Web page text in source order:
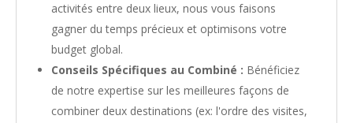
activités entre deux lieux, nous vous faisons
gagner du temps précieux et optimisons votre
budget global.
Conseils Spécifiques au Combiné : Bénéficiez
de notre expertise sur les meilleures façons de
combiner deux destinations (ex: l'ordre des visites,